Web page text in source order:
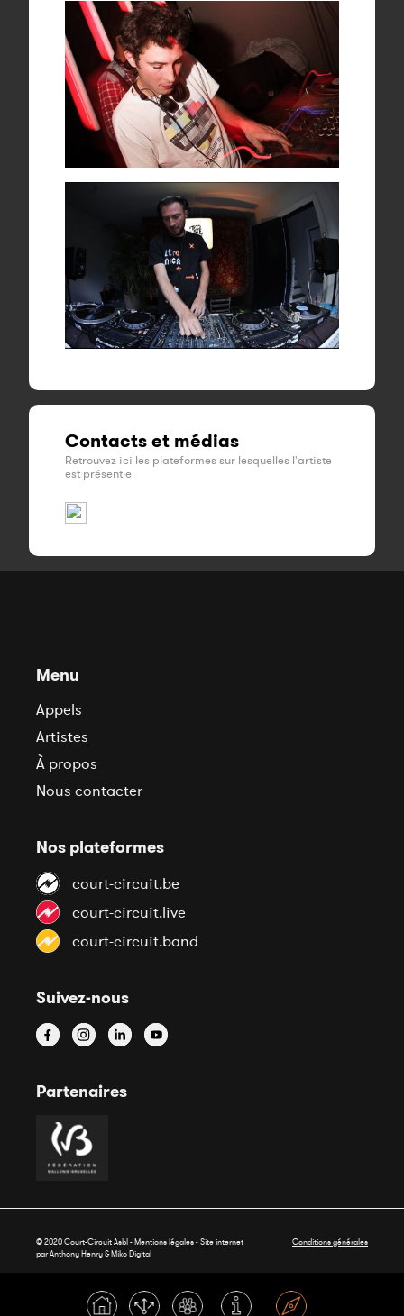
Contacts et médias
Retrouvez ici les plateformes sur lesquelles l'artiste
est présent·e
Menu
Appels
Artistes
À propos
Nous contacter
Nos plateformes
court-circuit.be
court-circuit.live
court-circuit.band
Suivez-nous
Partenaires
© 2020 Court-Circuit Asbl - Mentions légales - Site internet
par Anthony Henry &Miko Digital
Conditions générales